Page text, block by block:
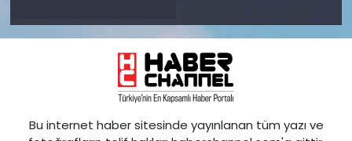
Bu internet haber sitesinde yayınlanan tüm yazı ve